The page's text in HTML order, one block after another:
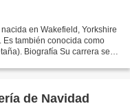
en Wakefield, Yorkshire
también conocida como
Biografía Su carrera se
de Navidad